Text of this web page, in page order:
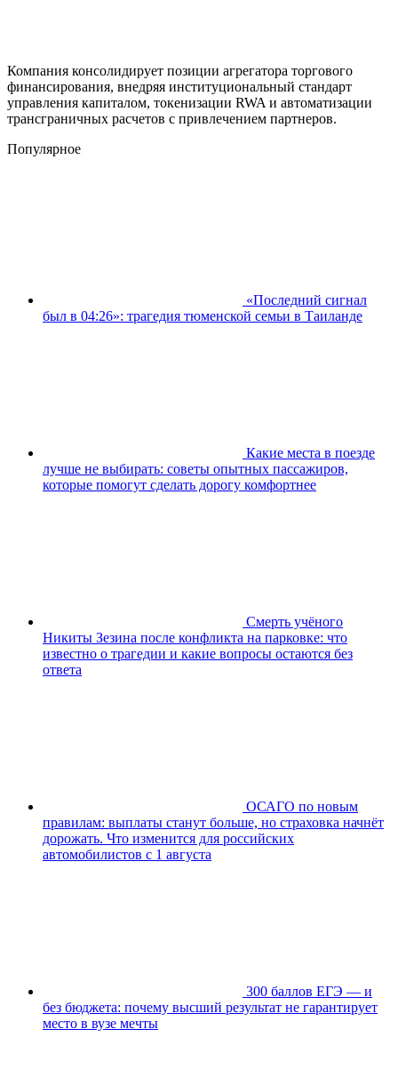
Компания консолидирует позиции агрегатора торгового
финансирования, внедряя институциональный стандарт
управления капиталом, токенизации RWA и автоматизации
трансграничных расчетов с привлечением партнеров.
Популярное
«Последний сигнал
был в 04:26»: трагедия тюменской семьи в Таиланде
Какие места в поезде
лучше не выбирать: советы опытных пассажиров,
которые помогут сделать дорогу комфортнее
Смерть учёного
Никиты Зезина после конфликта на парковке: что
известно о трагедии и какие вопросы остаются без
ответа
ОСАГО по новым
правилам: выплаты станут больше, но страховка начнёт
дорожать. Что изменится для российских
автомобилистов с 1 августа
300 баллов ЕГЭ — и
без бюджета: почему высший результат не гарантирует
место в вузе мечты